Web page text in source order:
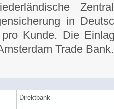
in
Kunde. Die
Trade Bank.
Direktbank